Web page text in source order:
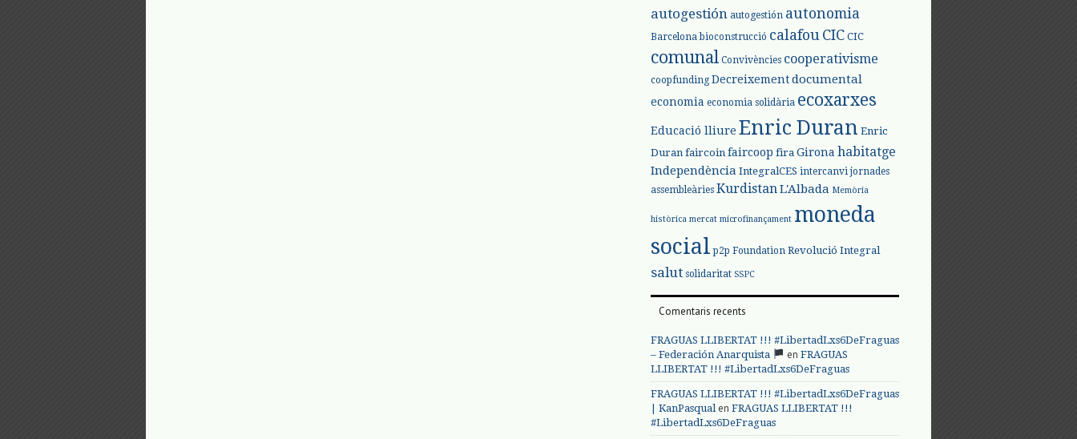
autogestión autogestión autonomia
Barcelona bioconstrucció calafou CIC CIC
comunal Convivències cooperativisme
coopfunding Decreixementdocumental
economia economia solidària ecoxarxes
Educació lliure Enric Duran Enric
Duran faircoin faircoop fira Girona habitatge
Independència IntegralCES intercanvi jornades
assembleàries Kurdistan L'Albada Memòria
històrica mercat microfinançament moneda
social p2p Foundation Revolució Integral
salut solidaritat SSPC
Comentaris recents
FRAGUAS LLIBERTAT !!! #LibertadLxs6DeFraguas
– Federación Anarquista
en FRAGUAS
LLIBERTAT !!! #LibertadLxs6DeFraguas
FRAGUAS LLIBERTAT !!! #LibertadLxs6DeFraguas
| KanPasqualen FRAGUAS LLIBERTAT !!!
#LibertadLxs6DeFraguas